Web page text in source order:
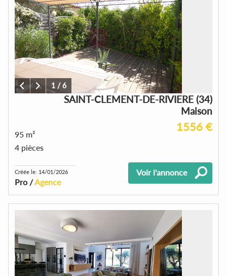
1 /6
SAINT-CLEMENT-DE-RIVIERE (34)
Maison
1556 €
95 m²
4 pièces
Créée le: 14/01/2026
Pro /Agence
Voir l'annonce